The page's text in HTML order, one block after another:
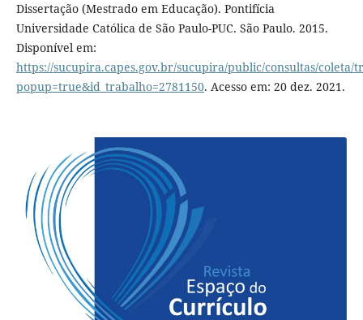
Dissertação (Mestrado em Educação). Pontifícia
Universidade Católica de São Paulo-PUC. São Paulo. 2015.
Disponível em:
https://sucupira.capes.gov.br/sucupira/public/consultas/coleta/
popup=true&id_trabalho=2781150. Acesso em: 20 dez. 2021.